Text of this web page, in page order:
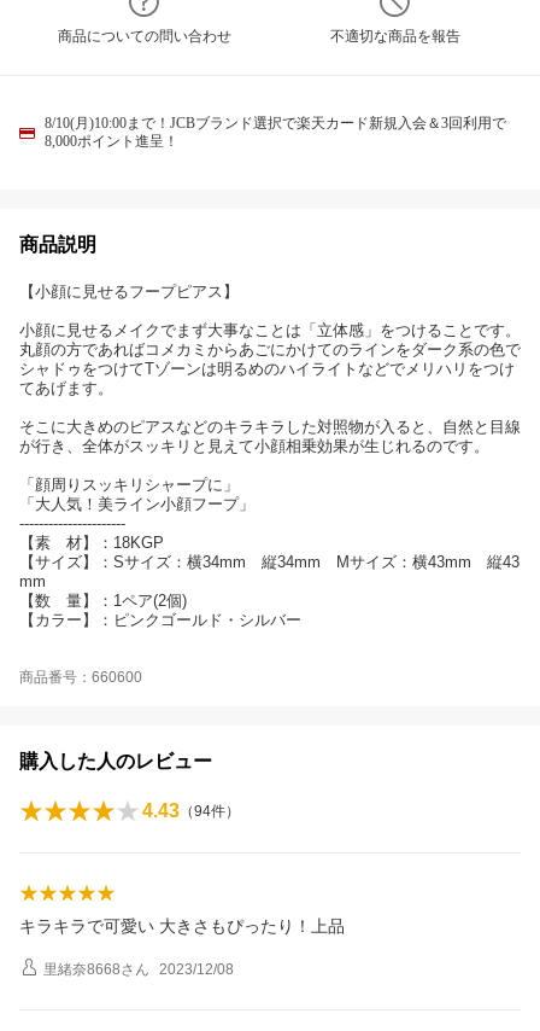
商品についての問い合わせ 不適切な商品を報告
8/10(月)10:00まで！JCBブランド選択で楽天カード新規入会＆3回利用で
8,000ポイント進呈！
商品説明
【小顔に見せるフープピアス】
小顔に見せるメイクでまず大事なことは「立体感」をつけることです。
丸顔の方であればコメカミからあごにかけてのラインをダーク系の色で
シャドゥをつけてTゾーンは明るめのハイライトなどでメリハリをつけ
てあげます。
そこに大きめのピアスなどのキラキラした対照物が入ると、自然と目線
が行き、全体がスッキリと見えて小顔相乗効果が生じれるのです。
「顔周りスッキリシャープに」
「大人気！美ライン小顔フープ」
----------------------
【素 材】：18KGP
【サイズ】：Sサイズ：横34mm 縦34mm Mサイズ：横43mm 縦43
mm
【数 量】：1ペア(2個)
【カラー】：ピンクゴールド・シルバー
商品番号：660600
購入した人のレビュー
4.43 （94件）
キラキラで可愛い 大きさもぴったり！上品
里緒奈8668さん 2023/12/08